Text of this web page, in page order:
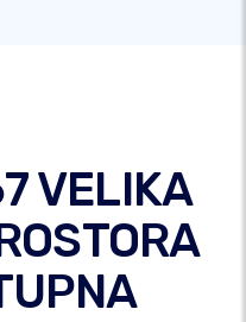
VELIKA